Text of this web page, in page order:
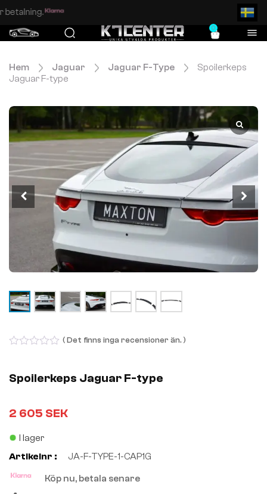
Enkel och säker betalning.
0
Hem Jaguar Jaguar F-Type
Spoilerkeps
Jaguar F-type
of
5
( Det finns inga recensioner än. )
Spoilerkeps Jaguar F-type
2 605 SEK
I lager
Artikelnr :
JA-F-TYPE-1-CAP1G
Köp nu, betala senare